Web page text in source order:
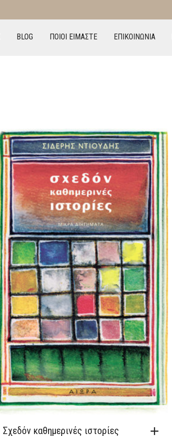
BLOG ΠΟΙΟΙ ΕΙΜΑΣΤΕ ΕΠΙΚΟΙΝΩΝΙΑ
Σχεδόν καθημερινές ιστορίες